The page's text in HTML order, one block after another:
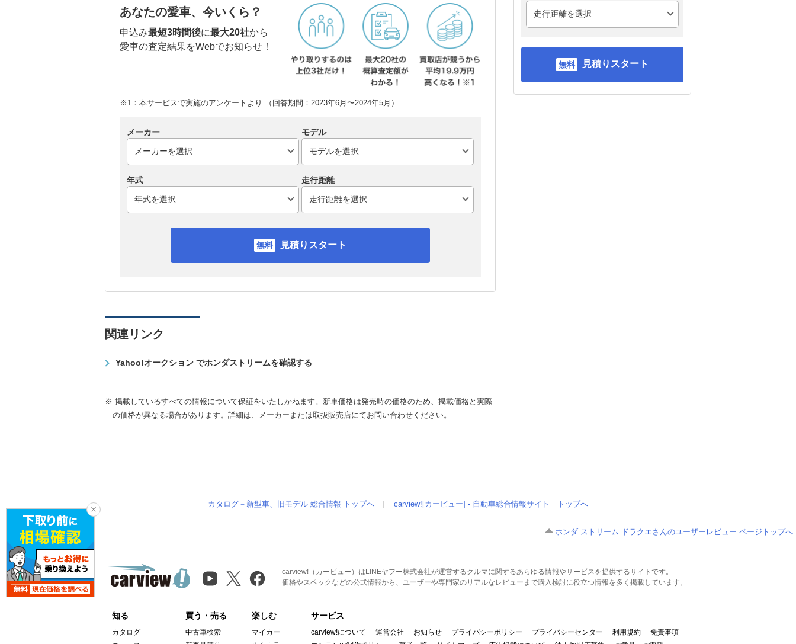
あなたの愛車、今いくら？
申込み最短3時間後に最大20社から
愛車の査定結果をWebでお知らせ！
※1：本サービスで実施のアンケートより （回答期間：2023年6月〜2024年5月）
メーカー モデル
年式 走行距離
見積りスタート
関連リンク
Yahoo!オークション でホンダストリームを確認する
※ 掲載しているすべての情報について保証をいたしかねます。新車価格は発売時の価格のため、掲載価格と実際
の価格が異なる場合があります。詳細は、メーカーまたは取扱販売店にてお問い合わせください。
見積りスタート
カタログ－新型車、旧モデル 総合情報 トップへ carview![カービュー] - 自動車総合情報サイト トップへ
ホンダ ストリーム ドラクエさんのユーザーレビュー ページトップへ
carview!（カービュー）はLINEヤフー株式会社が運営するクルマに関するあらゆる情報やサービスを提供するサイトです。
価格やスペックなどの公式情報から、ユーザーや専門家のリアルなレビューまで購入検討に役立つ情報を多く掲載しています。
知る
カタログ
買う・売る
中古車検索
楽しむ
マイカー
サービス
carview!について 運営会社 お知らせ プライバシーポリシー プライバシーセンター 利用規約
免責事項